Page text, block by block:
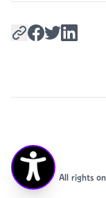
All rights